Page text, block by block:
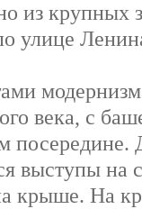
из крупных
улице
века, с
посередине.
выступы на
крыше. На